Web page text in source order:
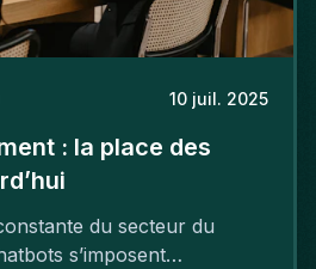
10 juil. 2025
: la place des
du secteur du
s’imposent